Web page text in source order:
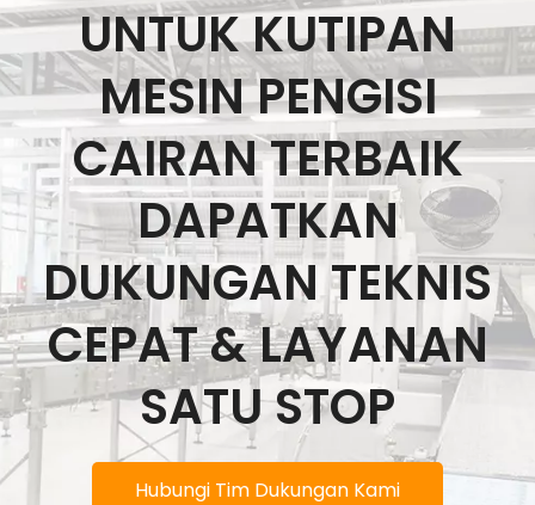
UNTUK KUTIPAN
MESIN PENGISI
CAIRAN TERBAIK
DAPATKAN
DUKUNGAN TEKNIS
CEPAT & LAYANAN
SATU STOP
Hubungi Tim Dukungan Kami